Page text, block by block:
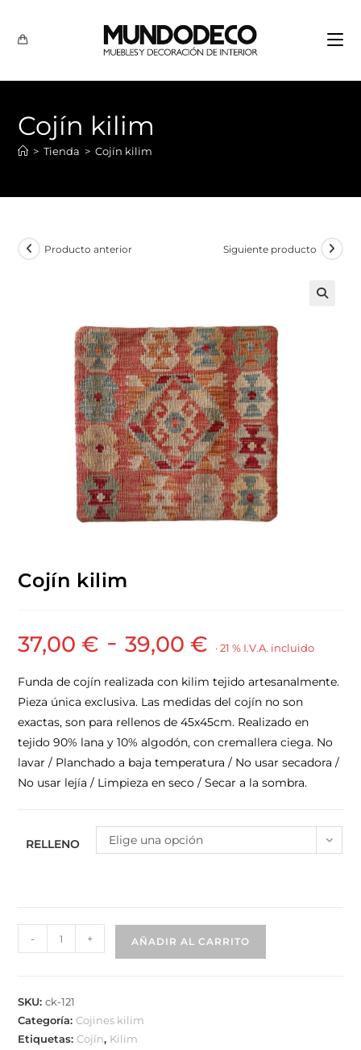
Cojín kilim
> Tienda > Cojín kilim
Producto anterior Siguiente producto
Cojín kilim
37,00€ - 39,00€ · 21 % I.V.A. incluido
Funda de cojín realizada con kilim tejido artesanalmente.
Pieza única exclusiva. Las medidas del cojín no son
exactas, son para rellenos de 45x45cm. Realizado en
tejido 90% lana y 10% algodón, con cremallera ciega. No
lavar / Planchado a baja temperatura / No usar secadora /
No usar lejía / Limpieza en seco / Secar a la sombra.
RELLENO Elige una opción
- + AÑADIR AL CARRITO
SKU:ck-121
Categoría:Cojines kilim
Etiquetas:Cojín, Kilim